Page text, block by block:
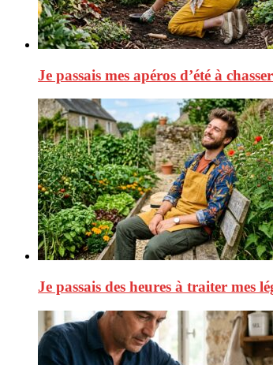
Je passais mes apéros d’été à
Je passais des heures à traiter mes